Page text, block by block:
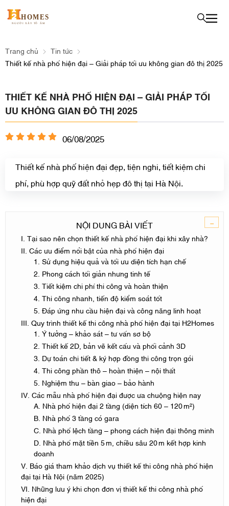
Trang chủ
Tin tức
Thiết kế nhà phố hiện đại – Giải pháp tối ưu không gian đô thị 2025
THIẾT KẾ NHÀ PHỐ HIỆN ĐẠI – GIẢI PHÁP TỐI
ƯU KHÔNG GIAN ĐÔ THỊ 2025
06/08/2025
Thiết kế nhà phố hiện đại đẹp, tiện nghi, tiết kiệm chi
phí, phù hợp quỹ đất nhỏ hẹp đô thị tại Hà Nội.
-
NỘI DUNG BÀI VIẾT
I. Tại sao nên chọn thiết kế nhà phố hiện đại khi xây nhà?
II. Các ưu điểm nổi bật của nhà phố hiện đại
1. Sử dụng hiệu quả và tối ưu diện tích hạn chế
2. Phong cách tối giản nhưng tinh tế
3. Tiết kiệm chi phí thi công và hoàn thiện
4. Thi công nhanh, tiến độ kiểm soát tốt
5. Đáp ứng nhu cầu hiện đại và công năng linh hoạt
III. Quy trình thiết kế thi công nhà phố hiện đại tại H2Homes
1. Ý tưởng – khảo sát – tư vấn sơ bộ
2. Thiết kế 2D, bản vẽ kết cấu và phối cảnh 3D
3. Dự toán chi tiết & ký hợp đồng thi công trọn gói
4. Thi công phần thô – hoàn thiện – nội thất
5. Nghiệm thu – bàn giao – bảo hành
IV. Các mẫu nhà phố hiện đại được ưa chuộng hiện nay
A. Nhà phố hiện đại 2 tầng (diện tích 60 – 120 m²)
B. Nhà phố 3 tầng có gara
C. Nhà phố lệch tầng – phong cách hiện đại thông minh
D. Nhà phố mặt tiền 5 m, chiều sâu 20 m kết hợp kinh
doanh
V. Báo giá tham khảo dịch vụ thiết kế thi công nhà phố hiện
đại tại Hà Nội (năm 2025)
VI. Những lưu ý khi chọn đơn vị thiết kế thi công nhà phố
hiện đại